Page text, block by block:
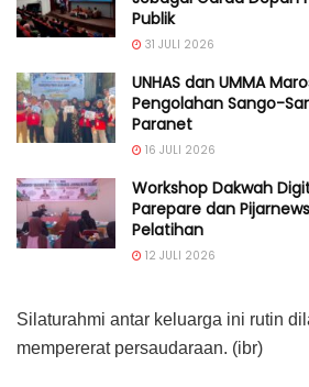
Publik
31 JULI 2026
UNHAS dan UMMA
Pengolahan Sango-
Paranet
16 JULI 2026
Workshop Dakwah
Parepare dan
Pelatihan
12 JULI 2026
Silaturahmi antar keluarga ini rutin
mempererat persaudaraan. (ibr)